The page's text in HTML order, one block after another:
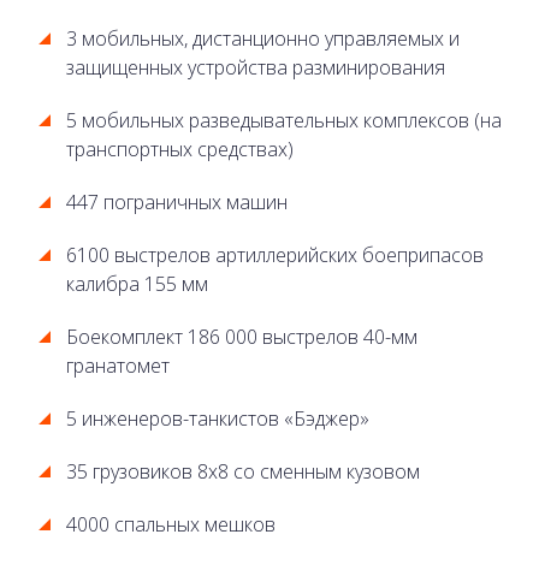
3 мобильных, дистанционно управляемых и
защищенных устройства разминирования
5 мобильных разведывательных комплексов (на
транспортных средствах)
447 пограничных машин
6100 выстрелов артиллерийских боеприпасов
калибра 155 мм
Боекомплект 186 000 выстрелов 40-мм
гранатомет
5 инженеров-танкистов «Бэджер»
35 грузовиков 8x8 со сменным кузовом
4000 спальных мешков